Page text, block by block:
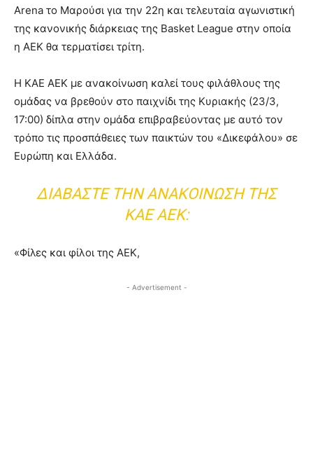
Arena το Μαρούσι για την 22η και τελευταία αγωνιστική
της κανονικής διάρκειας της Basket League στην οποία
η ΑΕΚ θα τερματίσει τρίτη.
Η ΚΑΕ ΑΕΚ με ανακοίνωση καλεί τους φιλάθλους της
ομάδας να βρεθούν στο παιχνίδι της Κυριακής (23/3,
17:00) δίπλα στην ομάδα επιβραβεύοντας με αυτό τον
τρόπο τις προσπάθειες των παικτών του «Δικεφάλου» σε
Ευρώπη και Ελλάδα.
ΔΙΑΒΆΣΤΕ ΤΗΝ ΑΝΑΚΟΊΝΩΣΗ ΤΗΣ
ΚΑΕ ΑΕΚ:
«Φίλες και φίλοι της ΑΕΚ,
- Advertisement -